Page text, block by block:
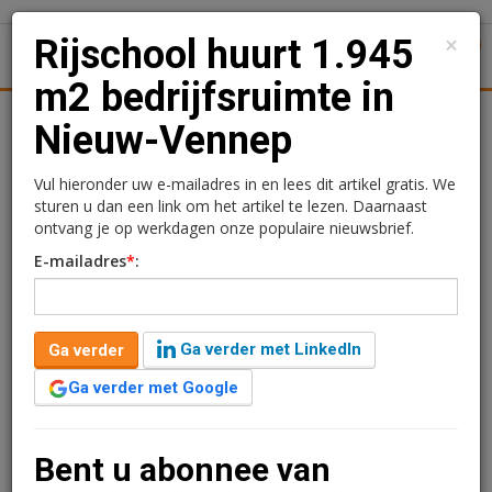
Juridisch | Fiscaal
Rijschool huurt 1.945 m2
bedrijfsruimte in Nieuw-
Vennep
Redactie
3 mei 2024 om 14:23
2 jaar geleden aangepast
1 minuut leestijd
Rijschool Van Sprang & Tempo heeft het bedrijfspand
m2 bedrijfsruimte, kantoren en een eigen ruim
×
Rijschool huurt 1.945
m2 bedrijfsruimte in
Nieuw-Vennep
Vul hieronder uw e-mailadres in en lees dit artikel gratis. We
sturen u dan een link om het artikel te lezen. Daarnaast
ontvang je op werkdagen onze populaire nieuwsbrief.
E-mailadres*:
Ga verder
Ga verder met LinkedIn
Ga verder met Google
Bent u abonnee van